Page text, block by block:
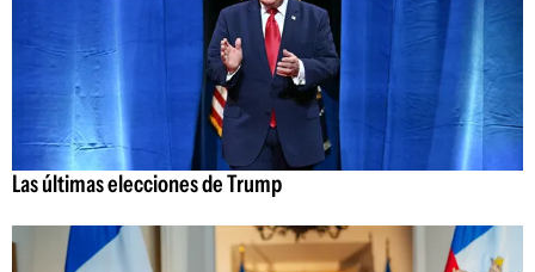
Las últimas elecciones de Trump